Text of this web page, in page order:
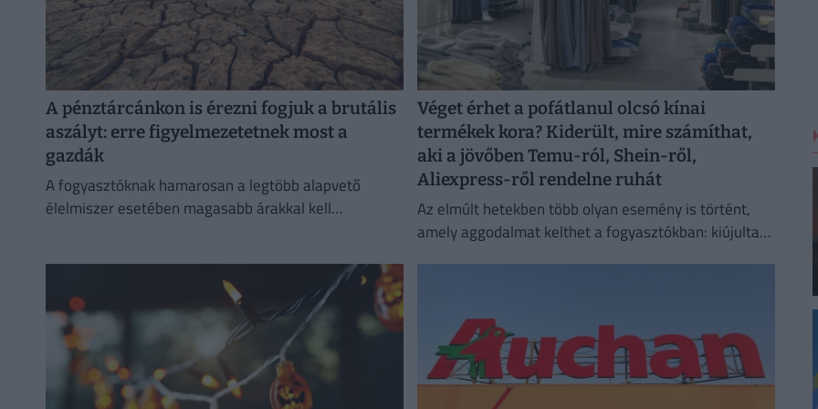
A pénztárcánkon is érezni fogjuk a brutális
aszályt: erre figyelmezetetnek most a
gazdák
A fogyasztóknak hamarosan a legtöbb alapvető
élelmiszer esetében magasabb árakkal kell
Véget érhet a pofátlanul olcsó kínai
termékek kora? Kiderült, mire számíthat,
aki a jövőben Temu-ról, Shein-ről,
Aliexpress-ről rendelne ruhát
Az elmúlt hetekben több olyan esemény is történt,
amely aggodalmat kelthet a fogyasztókban: kiújultak